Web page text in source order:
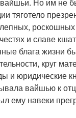
тяготело
и славе
блага жизни
круг
и юридические
вайшью к
ему навеки